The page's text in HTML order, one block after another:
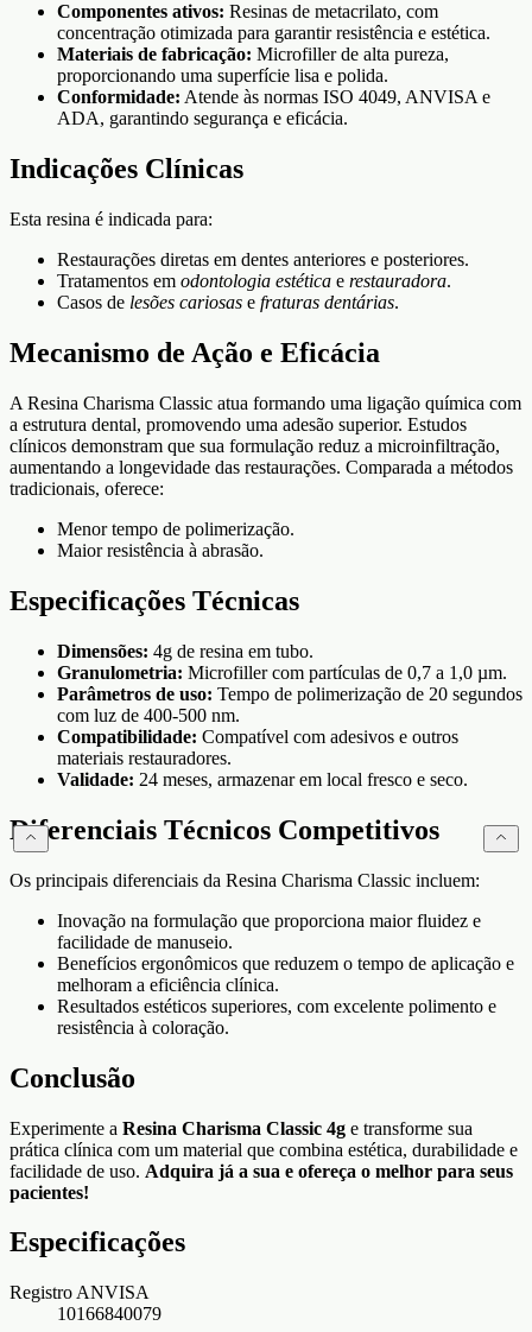
Componentes ativos: Resinas de metacrilato, com
concentração otimizada para garantir resistência e estética.
Materiais de fabricação: Microfiller de alta pureza,
proporcionando uma superfície lisa e polida.
Conformidade: Atende às normas ISO 4049, ANVISA e
ADA, garantindo segurança e eficácia.
Indicações Clínicas
Esta resina é indicada para:
Restaurações diretas em dentes anteriores e posteriores.
Tratamentos em odontologia estética e restauradora.
Casos de lesões cariosas e fraturas dentárias.
Mecanismo de Ação e Eficácia
A Resina Charisma Classic atua formando uma ligação química com
a estrutura dental, promovendo uma adesão superior. Estudos
clínicos demonstram que sua formulação reduz a microinfiltração,
aumentando a longevidade das restaurações. Comparada a métodos
tradicionais, oferece:
Menor tempo de polimerização.
Maior resistência à abrasão.
Especificações Técnicas
Dimensões: 4g de resina em tubo.
Granulometria: Microfiller com partículas de 0,7 a 1,0 µm.
Parâmetros de uso: Tempo de polimerização de 20 segundos
com luz de 400-500 nm.
Compatibilidade: Compatível com adesivos e outros
materiais restauradores.
Validade: 24 meses, armazenar em local fresco e seco.
Diferenciais Técnicos Competitivos
Os principais diferenciais da Resina Charisma Classic incluem:
Inovação na formulação que proporciona maior fluidez e
facilidade de manuseio.
Benefícios ergonômicos que reduzem o tempo de aplicação e
melhoram a eficiência clínica.
Resultados estéticos superiores, com excelente polimento e
resistência à coloração.
Conclusão
Experimente a Resina Charisma Classic 4g e transforme sua
prática clínica com um material que combina estética, durabilidade e
facilidade de uso. Adquira já a sua e ofereça o melhor para seus
pacientes!
Especificações
Registro ANVISA
10166840079